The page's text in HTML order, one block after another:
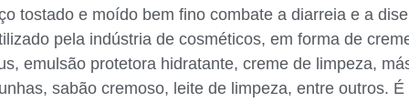
tostado e moído bem fino combate a diarreia e a
pela indústria de cosméticos, em forma de
emulsão protetora hidratante, creme de limpeza,
sabão cremoso, leite de limpeza, entre outros.